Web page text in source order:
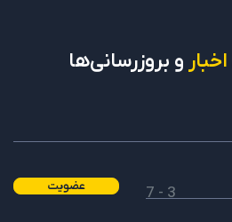
اخبار و بروزرسانی‌ها
3 - 7 عضویت